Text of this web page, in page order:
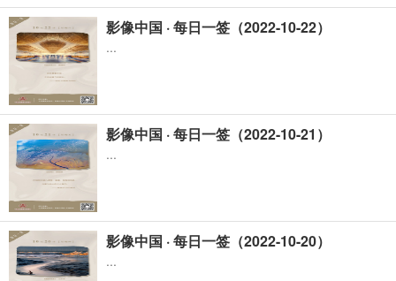
影像中国 · 每日一签（2022-10-22）
...
影像中国 · 每日一签（2022-10-21）
...
影像中国 · 每日一签（2022-10-20）
...